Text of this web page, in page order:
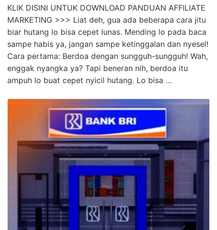
KLIK DISINI UNTUK DOWNLOAD PANDUAN AFFILIATE
MARKETING >>> Liat deh, gua ada beberapa cara jitu
biar hutang lo bisa cepet lunas. Mending lo pada baca
sampe habis ya, jangan sampe ketinggalan dan nyesel!
Cara pertama: Berdoa dengan sungguh-sungguh! Wah,
enggak nyangka ya? Tapi beneran nih, berdoa itu
ampuh lo buat cepet nyicil hutang. Lo bisa …